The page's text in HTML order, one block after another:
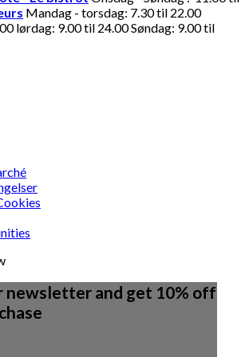
Mandag - torsdag: 7.30 til 22.00
lørdag: 9.00 til 24.00 Søndag: 9.00 til
newsletter and get 10% off